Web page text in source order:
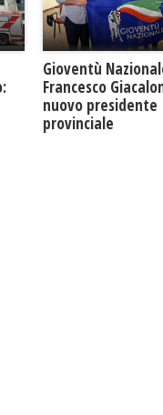
Gioventù
Francesco
nuovo presidente
provinciale